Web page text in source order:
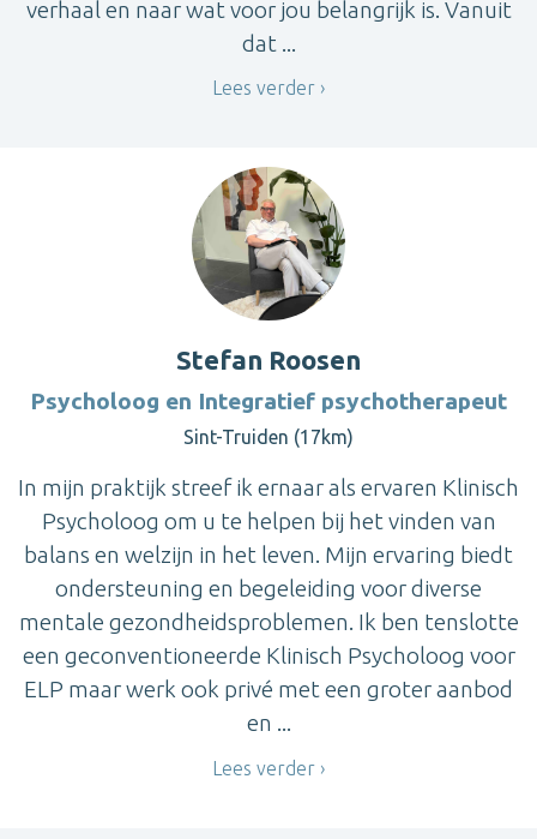
verhaal en naar wat voor jou belangrijk is. Vanuit
dat ...
Lees verder
Stefan Roosen
Psycholoog en Integratief psychotherapeut
Sint-Truiden (17km)
In mijn praktijk streef ik ernaar als ervaren Klinisch
Psycholoog om u te helpen bij het vinden van
balans en welzijn in het leven. Mijn ervaring biedt
ondersteuning en begeleiding voor diverse
mentale gezondheidsproblemen. Ik ben tenslotte
een geconventioneerde Klinisch Psycholoog voor
ELP maar werk ook privé met een groter aanbod
en ...
Lees verder